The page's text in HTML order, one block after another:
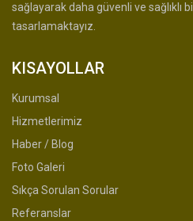
sağlayarak daha güvenli ve sağlıklı
tasarlamaktayız.
KISAYOLLAR
Kurumsal
Hizmetlerimiz
Haber / Blog
Foto Galeri
Sıkça Sorulan Sorular
Referanslar